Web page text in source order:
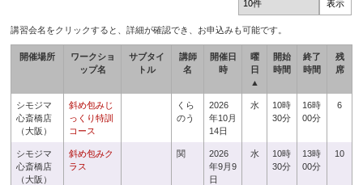
講習会名をクリックすると、詳細が確認でき、お申込みも可能です。
開催場所
ワークショ
ップ名
サブタイ
トル
講師
名
開催日
時
曜
日
▲
開始
時間
終了
時間
残
席
シモジマ
心斎橋店
（大阪）
斜め包みじ
っくり特訓
コース
くら
のう
2026
年10月
14日
水
10時
30分
16時
00分
6
シモジマ
心斎橋店
（大阪）
斜め包みク
ラス
関
2026
年9月9
日
水
10時
30分
13時
00分
10